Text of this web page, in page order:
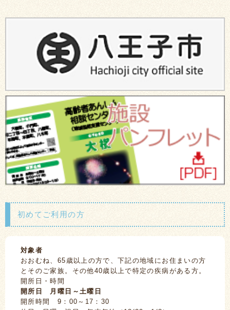
初めてご利用の方
対象者
おおむね、65歳以上の方で、下記の地域にお住まいの方
とそのご家族。その他40歳以上で特定の疾病がある方。
開所日・時間
開所日 月曜日～土曜日
開所時間 9：00～17：30